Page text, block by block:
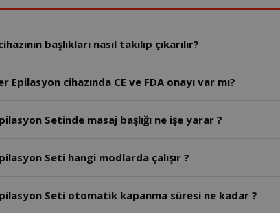
başlıkları nasıl takılıp çıkarılır?
cihazında CE ve FDA onayı var mı?
Setinde masaj başlığı ne işe yarar ?
Seti hangi modlarda çalışır ?
Seti otomatik kapanma süresi ne kadar ?